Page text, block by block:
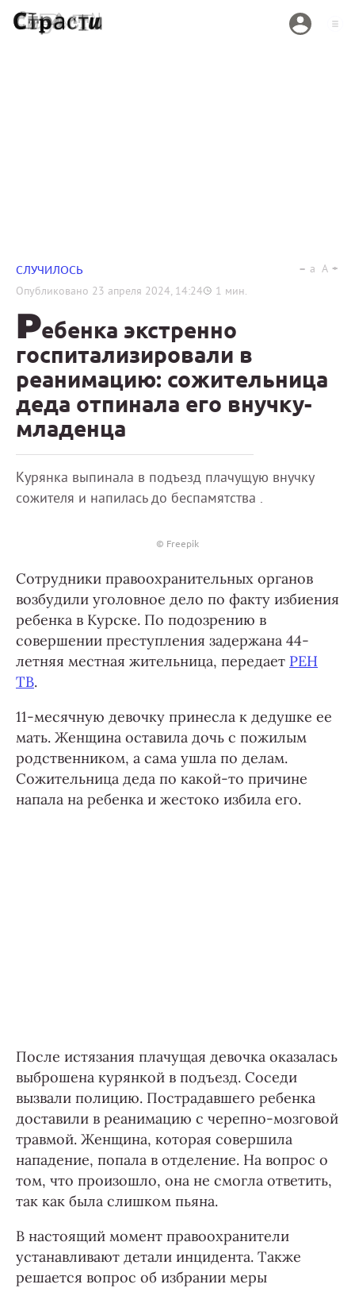
СЛУЧИЛОСЬ
Опубликовано 23 апреля 2024, 14:24 1 мин.
a A
Ребенка экстренно
госпитализировали в
реанимацию: сожительница
деда отпинала его внучку-
младенца
Курянка выпинала в подъезд плачущую внучку
сожителя и напилась до беспамятства .
© Freepik
Сотрудники правоохранительных органов
возбудили уголовное дело по факту избиения
ребенка в Курске. По подозрению в
совершении преступления задержана 44-
летняя местная жительница, передает РЕН
ТВ.
11-месячную девочку принесла к дедушке ее
мать. Женщина оставила дочь с пожилым
родственником, а сама ушла по делам.
Сожительница деда по какой-то причине
напала на ребенка и жестоко избила его.
После истязания плачущая девочка оказалась
выброшена курянкой в подъезд. Соседи
вызвали полицию. Пострадавшего ребенка
доставили в реанимацию с черепно-мозговой
травмой. Женщина, которая совершила
нападение, попала в отделение. На вопрос о
том, что произошло, она не смогла ответить,
так как была слишком пьяна.
В настоящий момент правоохранители
устанавливают детали инцидента. Также
решается вопрос об избрании меры